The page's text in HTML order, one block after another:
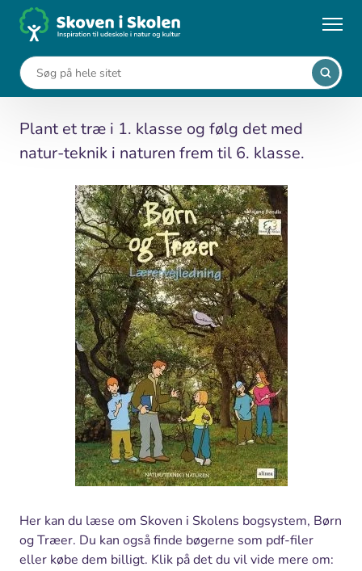
... Medier Børn og Træer
Børn og Træer
Plant et træ i 1. klasse og følg det med
natur-teknik i naturen frem til 6. klasse.
Her kan du læse om Skoven i Skolens bogsystem, Børn
og Træer. Du kan også finde bøgerne som pdf-filer
eller købe dem billigt. Klik på det du vil vide mere om: